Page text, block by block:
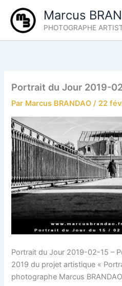
contenu
Marcus
PHOTOGRAPHE
Portrait du Jour 2019-
Par Marcus BRANDAO/ 22
Portrait du Jour 2019-02-15 –
2019 du projet artistique «
photographe Marcus